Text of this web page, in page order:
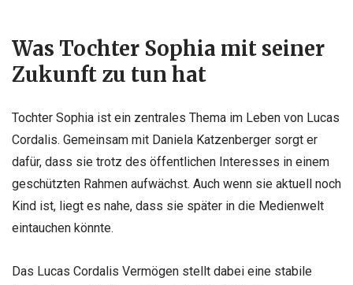
Was Tochter Sophia mit seiner
Zukunft zu tun hat
Tochter Sophia ist ein zentrales Thema im Leben von Lucas
Cordalis. Gemeinsam mit Daniela Katzenberger sorgt er
dafür, dass sie trotz des öffentlichen Interesses in einem
geschützten Rahmen aufwächst. Auch wenn sie aktuell noch
Kind ist, liegt es nahe, dass sie später in die Medienwelt
eintauchen könnte.
Das Lucas Cordalis Vermögen stellt dabei eine stabile